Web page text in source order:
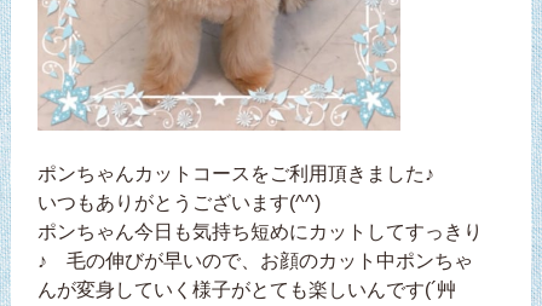
ポンちゃんカットコースをご利用頂きました♪
いつもありがとうございます(^^)
ポンちゃん今日も気持ち短めにカットしてすっきり
♪ 毛の伸びが早いので、お顔のカット中ポンちゃ
んが変身していく様子がとても楽しいんです(´艸